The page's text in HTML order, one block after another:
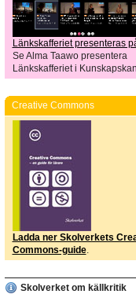
Länkskafferiet presenteras
Se Alma Taawo presentera
Länkskafferiet i
Creative Commons
Ladda ner Skolverkets
Commons-guide.
Skolverket om källkritik